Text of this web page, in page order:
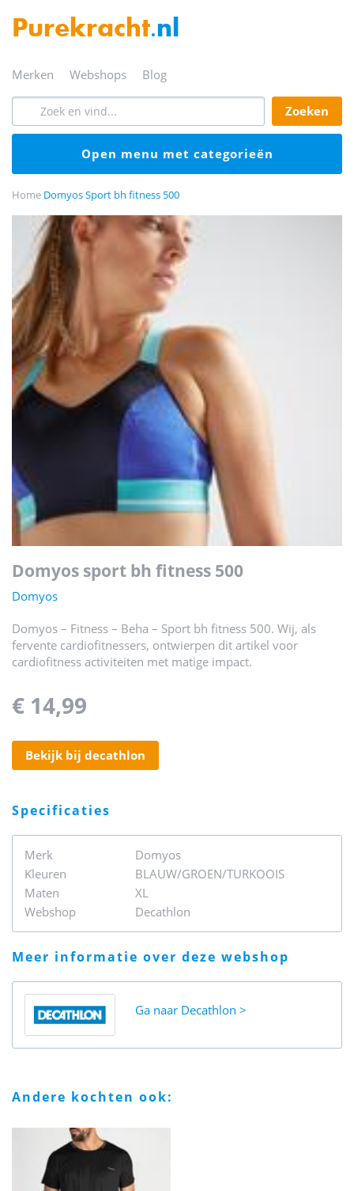
Purekracht.nl
merken webshops blog
zoeken
open menu met categorieën
Home Domyos Sport bh fitness 500
domyos sport bh fitness 500
Domyos
Domyos – Fitness – Beha – Sport bh fitness 500. Wij, als
fervente cardiofitnessers, ontwierpen dit artikel voor
cardiofitness activiteiten met matige impact.
€ 14,99
bekijk bij decathlon
specificaties
Merk
Domyos
Kleuren
BLAUW/GROEN/TURKOOIS
Maten
XL
Webshop
Decathlon
meer informatie over deze webshop
Ga naar Decathlon
andere kochten ook: